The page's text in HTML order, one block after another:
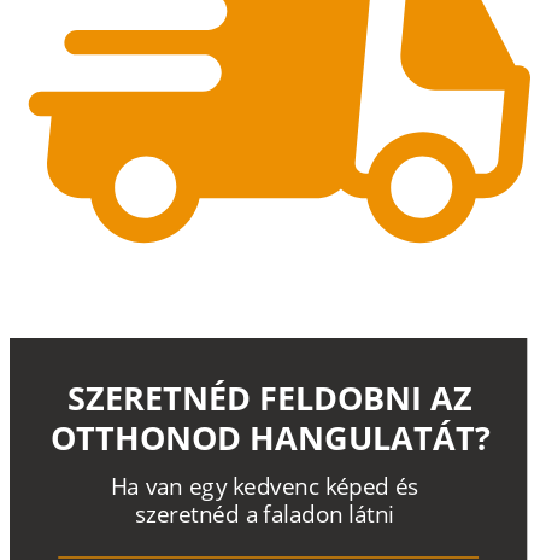
Ha van egy kedvenc képed és
szeretnéd a faladon látni
SZERETNÉD FELDOBNI AZ
OTTHONOD HANGULATÁT?